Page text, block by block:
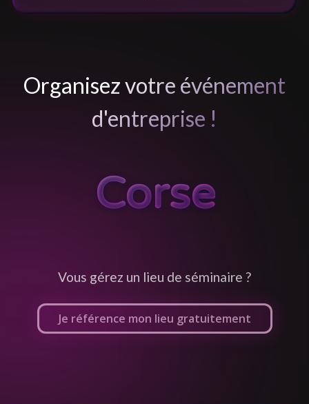
Organisez votre événement
d'entreprise !
Corse
Vous gérez un lieu de séminaire ?
Je référence mon lieu gratuitement